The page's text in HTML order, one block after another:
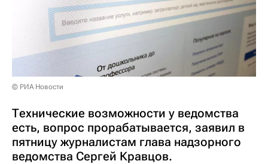
© РИА Новости
Технические возможности у ведомства
есть, вопрос прорабатывается, заявил в
пятницу журналистам глава надзорного
ведомства Сергей Кравцов.